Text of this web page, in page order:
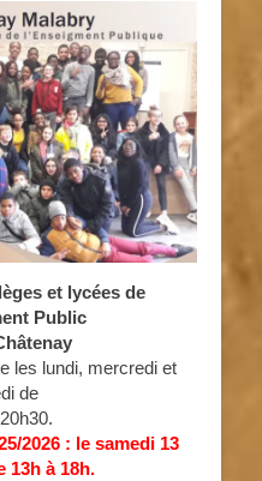
et lycées de
Public
les lundi, mercredi et
de
2026 : le samedi 13
13h à 18h.